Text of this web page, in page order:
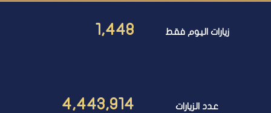
زيارات اليوم فقط 1,448
عدد الزيارات 4,443,914